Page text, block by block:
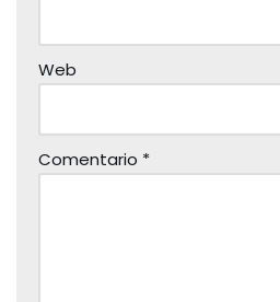
Web
Comentario *